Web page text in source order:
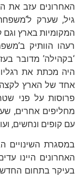
האחרונים עזב את
גיל, שערק
המקומיות בארץ
רעהו הוותיק
‘בקהילה’ מדובר
היה מכתת את
אחד של הארץ לקצה
פרוסות על פני
מחליפים אחרים,
עם קופים ונחשים,
במסגרת השינויים
האחרונים היינו
בעיקר בתחום